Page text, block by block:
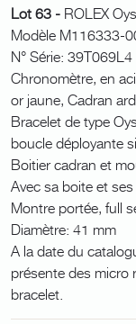
Lot 63 - ROLEX
Modèle M116333-
N° Série: 39T069L4
Chronomètre, en
or jaune, Cadran
Bracelet de type
boucle déployante
Boitier cadran et
Avec sa boite et
Montre portée, full
Diamètre: 41 mm
A la date du
présente des micro
bracelet.